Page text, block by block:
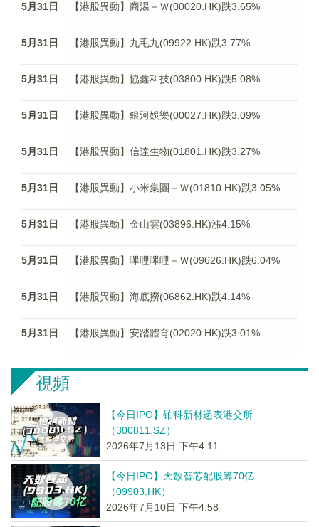
5月31日 【港股異動】商湯－Ｗ(00020.HK)跌3.65%
5月31日 【港股異動】九毛九(09922.HK)跌3.77%
5月31日 【港股異動】協鑫科技(03800.HK)跌5.08%
5月31日 【港股異動】銀河娛樂(00027.HK)跌3.09%
5月31日 【港股異動】信達生物(01801.HK)跌3.27%
5月31日 【港股異動】小米集團－Ｗ(01810.HK)跌3.05%
5月31日 【港股異動】金山雲(03896.HK)漲4.15%
5月31日 【港股異動】嗶哩嗶哩－Ｗ(09626.HK)跌6.04%
5月31日 【港股異動】海底撈(06862.HK)跌4.14%
5月31日 【港股異動】安踏體育(02020.HK)跌3.01%
視頻
【今日IPO】铂科新材递表港交所
（300811.SZ）
2026年7月13日 下午4:11
【今日IPO】天数智芯配股筹70亿
（09903.HK）
2026年7月10日 下午4:58